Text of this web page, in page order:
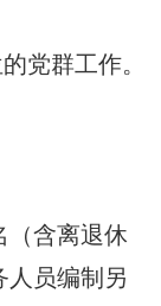
党群工作。
含离退休
人员编制另